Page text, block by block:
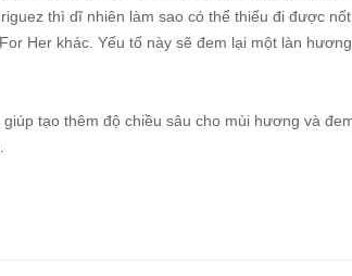
thì dĩ nhiên làm sao có thể thiếu đi được nốt
Her khác. Yếu tố này sẽ đem lại một làn hương
tạo thêm độ chiều sâu cho mùi hương và